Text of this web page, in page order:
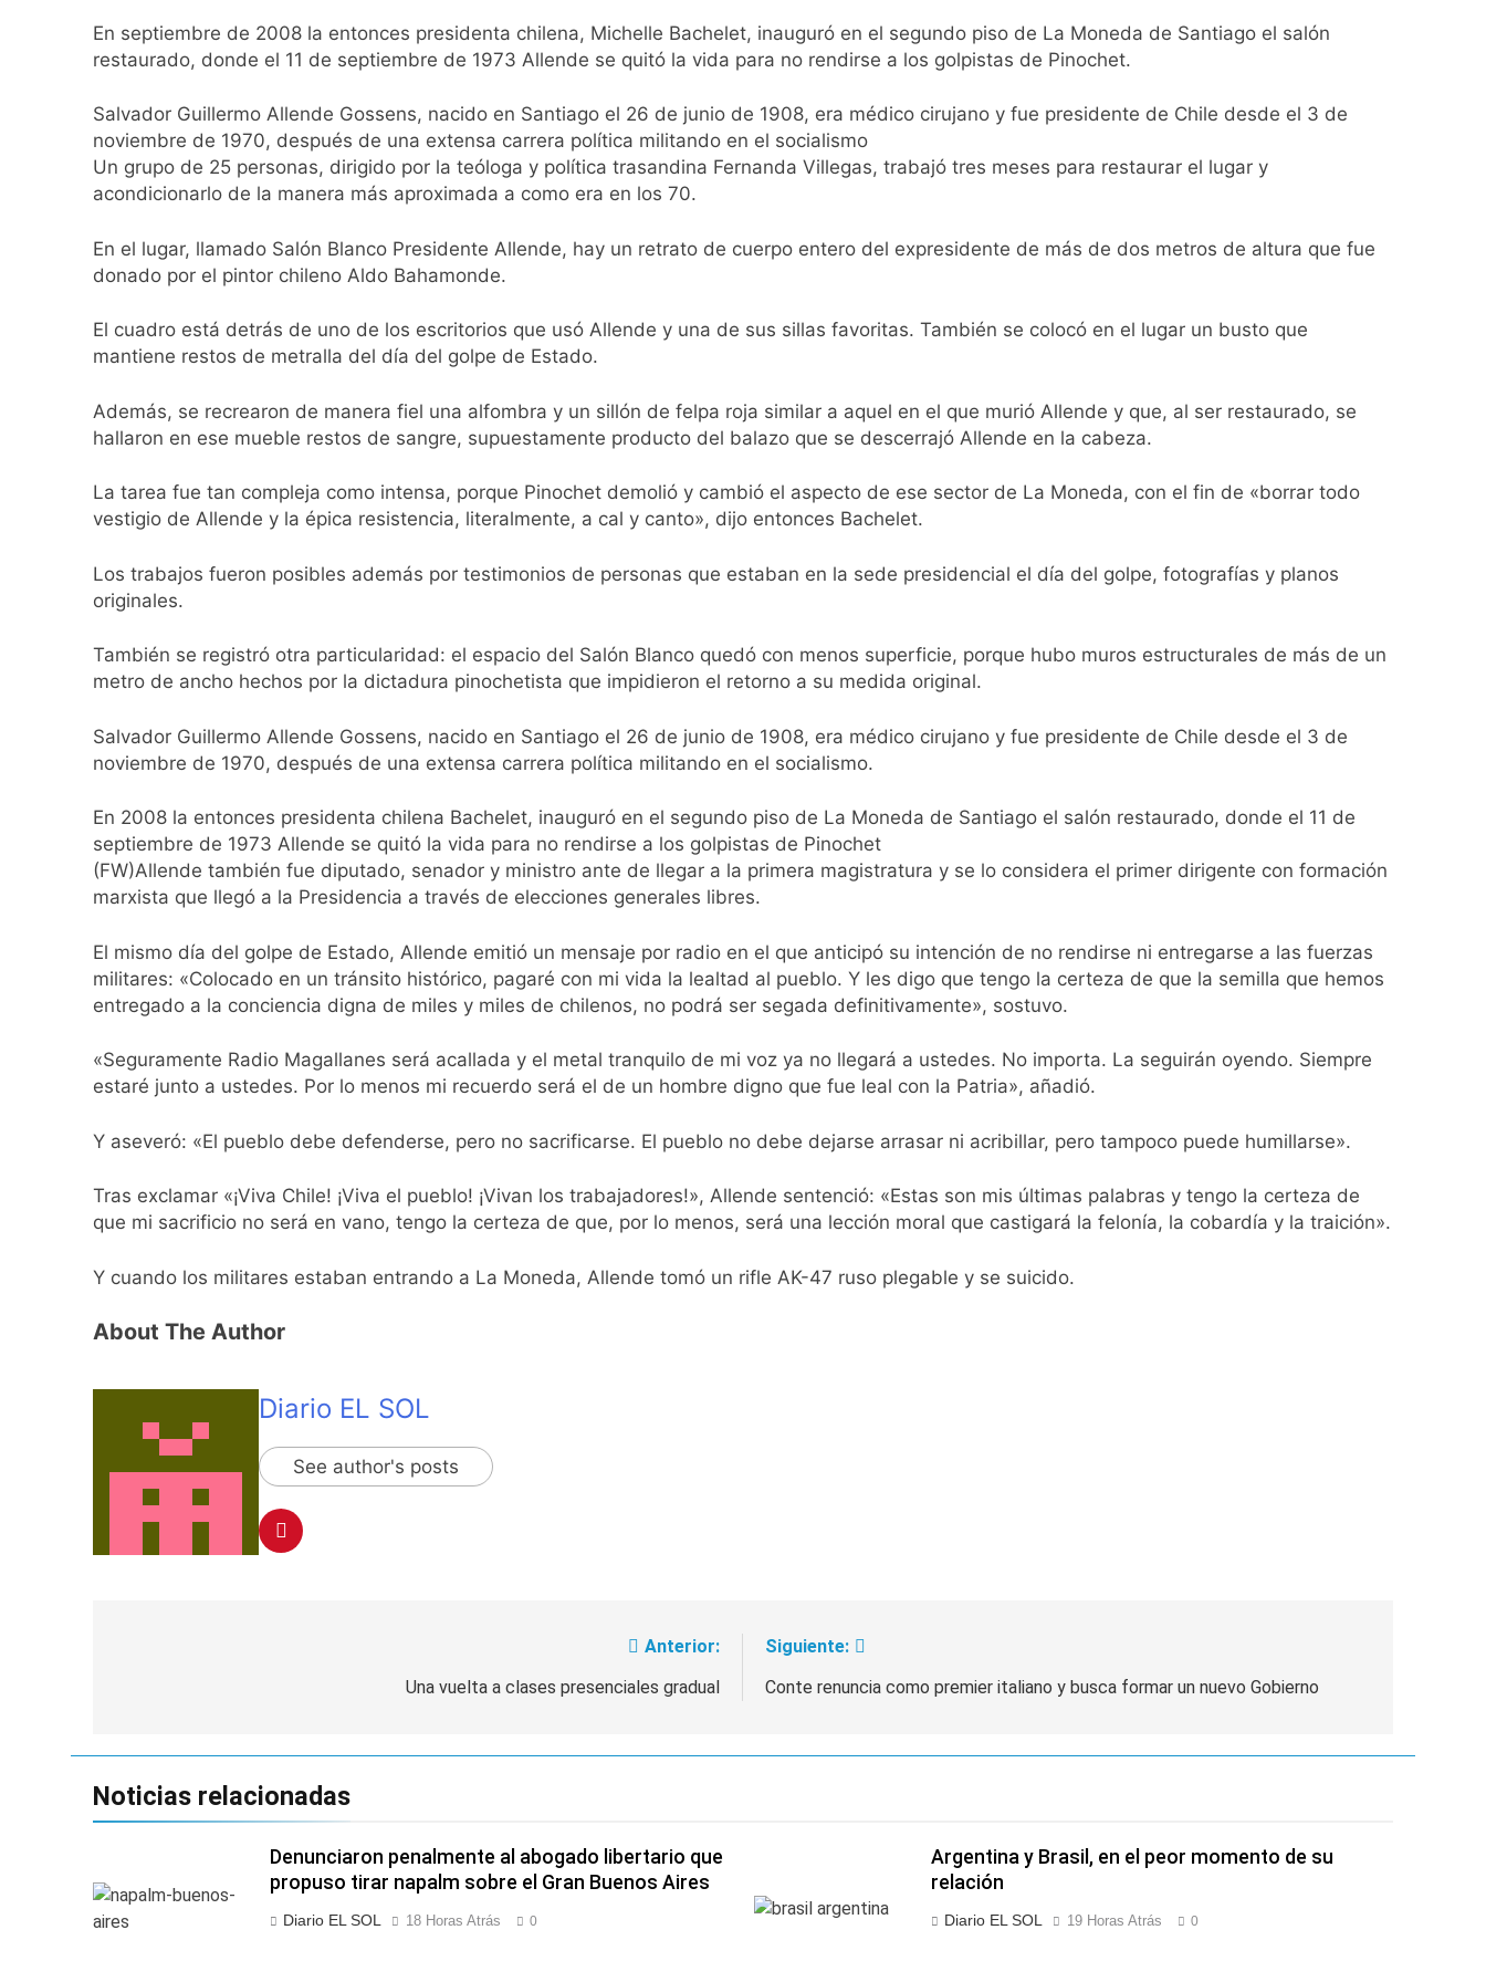
23 Horas Atrás
Orgullo para Quilmes: reconocieron a Apres Salud por sus 50 años de trayectoria
Siguen avanzando las intervenciones hídricas en Berazategui y Quilmes
24 Horas Atrás
Se notificaron 21 nuevos casos de la fiebre chikungunya en el país
1 Día Atrás
1 Día Atrás
Berazategui será sede del Festival de Cine de la India 2026 con entrada libre y gratuita
Vozinha fue presentado como nuevo refuerzo de Colo Colo y promete dar pelea por el arco
1 Día Atrás
1 Día Atrás
En septiembre de 2008 la entonces presidenta chilena, Michelle Bachelet, inauguró en el segundo piso de La Moneda de Santiago el salón
restaurado, donde el 11 de septiembre de 1973 Allende se quitó la vida para no rendirse a los golpistas de Pinochet.
Salvador Guillermo Allende Gossens, nacido en Santiago el 26 de junio de 1908, era médico cirujano y fue presidente de Chile desde el 3 de
noviembre de 1970, después de una extensa carrera política militando en el socialismo
Un grupo de 25 personas, dirigido por la teóloga y política trasandina Fernanda Villegas, trabajó tres meses para restaurar el lugar y
acondicionarlo de la manera más aproximada a como era en los 70.
En el lugar, llamado Salón Blanco Presidente Allende, hay un retrato de cuerpo entero del expresidente de más de dos metros de altura que fue
donado por el pintor chileno Aldo Bahamonde.
El cuadro está detrás de uno de los escritorios que usó Allende y una de sus sillas favoritas. También se colocó en el lugar un busto que
mantiene restos de metralla del día del golpe de Estado.
Además, se recrearon de manera fiel una alfombra y un sillón de felpa roja similar a aquel en el que murió Allende y que, al ser restaurado, se
hallaron en ese mueble restos de sangre, supuestamente producto del balazo que se descerrajó Allende en la cabeza.
La tarea fue tan compleja como intensa, porque Pinochet demolió y cambió el aspecto de ese sector de La Moneda, con el fin de «borrar todo
vestigio de Allende y la épica resistencia, literalmente, a cal y canto», dijo entonces Bachelet.
Los trabajos fueron posibles además por testimonios de personas que estaban en la sede presidencial el día del golpe, fotografías y planos
originales.
También se registró otra particularidad: el espacio del Salón Blanco quedó con menos superficie, porque hubo muros estructurales de más de un
metro de ancho hechos por la dictadura pinochetista que impidieron el retorno a su medida original.
Salvador Guillermo Allende Gossens, nacido en Santiago el 26 de junio de 1908, era médico cirujano y fue presidente de Chile desde el 3 de
noviembre de 1970, después de una extensa carrera política militando en el socialismo.
En 2008 la entonces presidenta chilena Bachelet, inauguró en el segundo piso de La Moneda de Santiago el salón restaurado, donde el 11 de
septiembre de 1973 Allende se quitó la vida para no rendirse a los golpistas de Pinochet
(FW)Allende también fue diputado, senador y ministro ante de llegar a la primera magistratura y se lo considera el primer dirigente con formación
marxista que llegó a la Presidencia a través de elecciones generales libres.
El mismo día del golpe de Estado, Allende emitió un mensaje por radio en el que anticipó su intención de no rendirse ni entregarse a las fuerzas
militares: «Colocado en un tránsito histórico, pagaré con mi vida la lealtad al pueblo. Y les digo que tengo la certeza de que la semilla que hemos
entregado a la conciencia digna de miles y miles de chilenos, no podrá ser segada definitivamente», sostuvo.
«Seguramente Radio Magallanes será acallada y el metal tranquilo de mi voz ya no llegará a ustedes. No importa. La seguirán oyendo. Siempre
estaré junto a ustedes. Por lo menos mi recuerdo será el de un hombre digno que fue leal con la Patria», añadió.
Y aseveró: «El pueblo debe defenderse, pero no sacrificarse. El pueblo no debe dejarse arrasar ni acribillar, pero tampoco puede humillarse».
Tras exclamar «¡Viva Chile! ¡Viva el pueblo! ¡Vivan los trabajadores!», Allende sentenció: «Estas son mis últimas palabras y tengo la certeza de
que mi sacrificio no será en vano, tengo la certeza de que, por lo menos, será una lección moral que castigará la felonía, la cobardía y la traición».
Y cuando los militares estaban entrando a La Moneda, Allende tomó un rifle AK-47 ruso plegable y se suicido.
About The Author
Diario EL SOL
See author's posts
Anterior:
Una vuelta a clases presenciales gradual
Siguiente:
Conte renuncia como premier italiano y busca formar un nuevo Gobierno
Noticias relacionadas
Denunciaron penalmente al abogado libertario que
propuso tirar napalm sobre el Gran Buenos Aires
Diario EL SOL 18 Horas Atrás 0
Argentina y Brasil, en el peor momento de su
relación
Diario EL SOL 19 Horas Atrás 0